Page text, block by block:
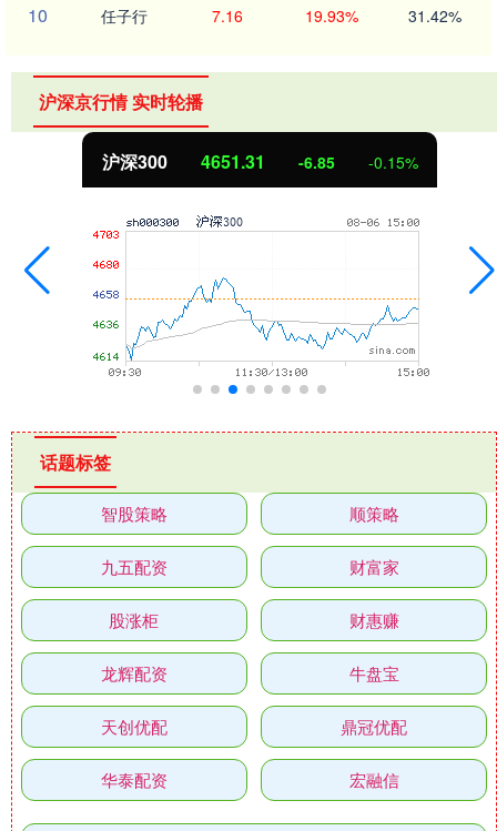
10 任子行 7.16 19.93% 31.42%
沪深京行情 实时轮播
沪深300 4651.31 -6.85 -0.15%
话题标签
智股策略 顺策略
九五配资 财富家
股涨柜 财惠赚
龙辉配资 牛盘宝
天创优配 鼎冠优配
华泰配资 宏融信